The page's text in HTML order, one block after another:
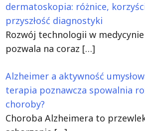
dermatoskopia: różnice,
przyszłość diagnostyki
Rozwój technologii w medycynie
pozwala na coraz […]
Alzheimer a aktywność
terapia poznawcza spowalnia
choroby?
Choroba Alzheimera to